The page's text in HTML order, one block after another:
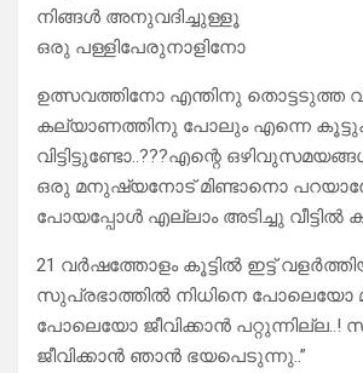
നിങ്ങൾ അനുവദിച്ചുള്ളൂ
ഒരു പള്ളിപേരുനാളിനോ
ഉത്സവത്തിനോ എന്തിനു തൊട്ടടുത്ത
കല്യാണത്തിനു പോലും എന്നെ
വിട്ടിട്ടുണ്ടോ..???എന്റെ
ഒരു മനുഷ്യനോട്‌ മിണ്ടാനൊ പറയാനോ
പോയപ്പോൾ എല്ലാം അടിച്ചു വീട്ടിൽ
21 വർഷത്തോളം കൂട്ടിൽ ഇട്ട്
സുപ്രഭാത്തിൽ നിധിനെ പോലെയോ
പോലെയോ ജീവിക്കാൻ
ജീവിക്കാൻ ഞാൻ ഭയപെടുന്നു..”